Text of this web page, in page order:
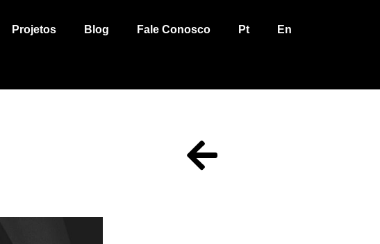
Projetos Blog Fale Conosco Pt En